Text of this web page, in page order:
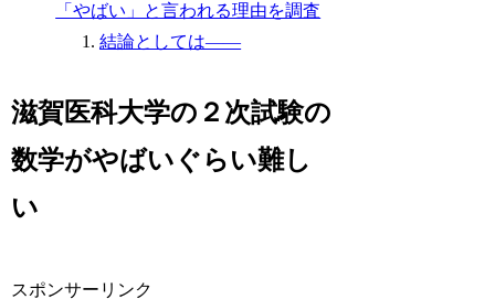
「やばい」と言われる理由を調査
結論としては——
滋賀医科大学の２次試験の
数学がやばいぐらい難し
い
スポンサーリンク